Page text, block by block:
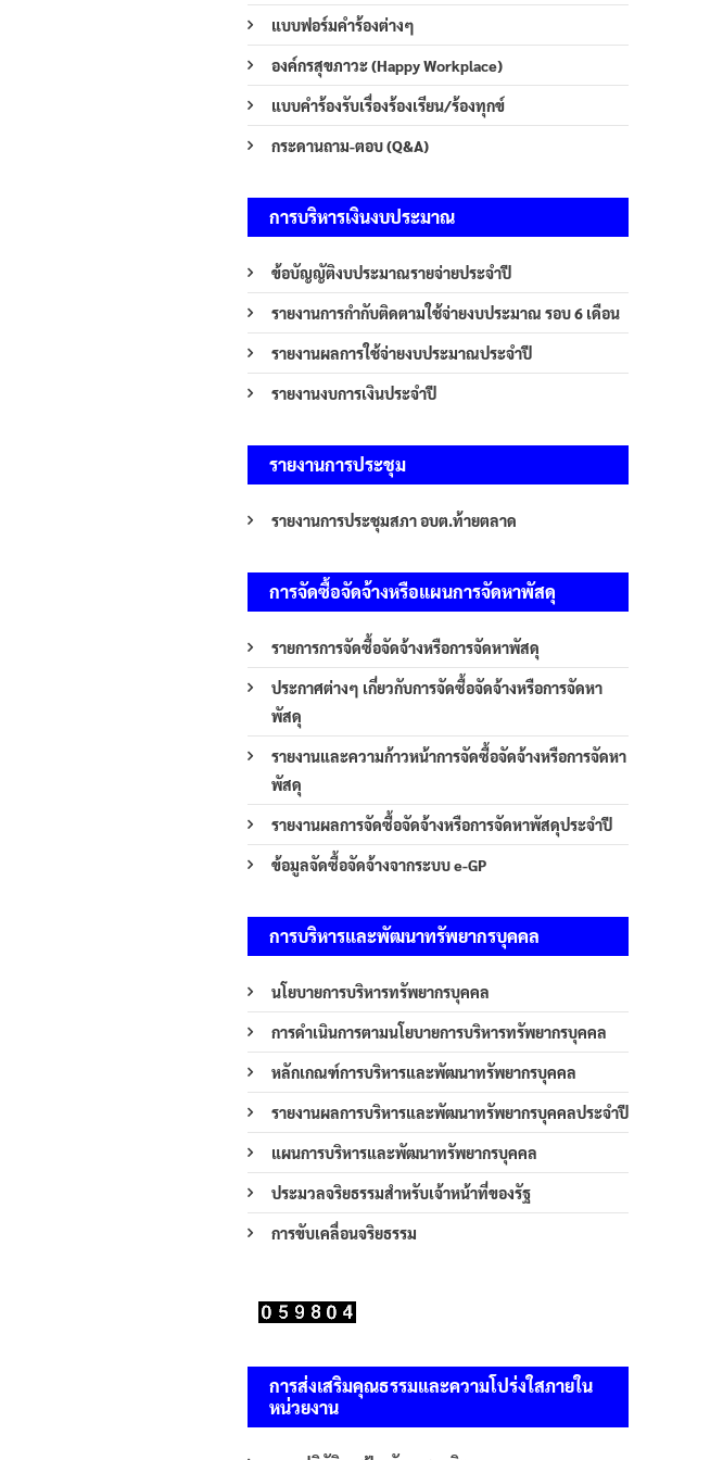
แบบฟอร์มคำร้องต่างๆ
องค์กรสุขภาวะ (Happy Workplace)
แบบคำร้องรับเรื่องร้องเรียน/ร้องทุกข์
กระดานถาม-ตอบ (Q&A)
การบริหารเงินงบประมาณ
ข้อบัญญัติงบประมาณรายจ่ายประจำปี
รายงานการกำกับติดตามใช้จ่ายงบประมาณ รอบ 6 เดือน
รายงานผลการใช้จ่ายงบประมาณประจำปี
รายงานงบการเงินประจำปี
รายงานการประชุม
รายงานการประชุมสภา อบต.ท้ายตลาด
การจัดซื้อจัดจ้างหรือแผนการจัดหาพัสดุ
รายการการจัดซื้อจัดจ้างหรือการจัดหาพัสดุ
ประกาศต่างๆ เกี่ยวกับการจัดซื้อจัดจ้างหรือการจัดหา
พัสดุ
รายงานและความก้าวหน้าการจัดซื้อจัดจ้างหรือการจัดหา
พัสดุ
รายงานผลการจัดซื้อจัดจ้างหรือการจัดหาพัสดุประจำปี
ข้อมูลจัดซื้อจัดจ้างจากระบบ e-GP
การบริหารและพัฒนาทรัพยากรบุคคล
นโยบายการบริหารทรัพยากรบุคคล
การดำเนินการตามนโยบายการบริหารทรัพยากรบุคคล
หลักเกณฑ์การบริหารและพัฒนาทรัพยากรบุคคล
รายงานผลการบริหารและพัฒนาทรัพยากรบุคคลประจำปี
แผนการบริหารและพัฒนาทรัพยากรบุคคล
ประมวลจริยธรรมสำหรับเจ้าหน้าที่ของรัฐ
การขับเคลื่อนจริยธรรม
การส่งเสริมคุณธรรมและความโปร่งใสภายใน
หน่วยงาน